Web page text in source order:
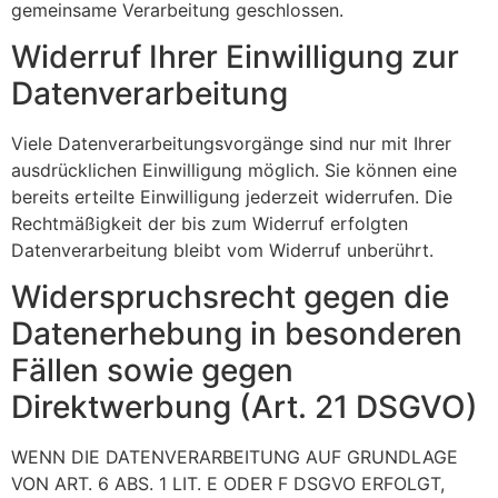
gemeinsame Verarbeitung geschlossen.
Widerruf Ihrer Einwilligung zur
Datenverarbeitung
Viele Datenverarbeitungsvorgänge sind nur mit Ihrer
ausdrücklichen Einwilligung möglich. Sie können eine
bereits erteilte Einwilligung jederzeit widerrufen. Die
Rechtmäßigkeit der bis zum Widerruf erfolgten
Datenverarbeitung bleibt vom Widerruf unberührt.
Widerspruchsrecht gegen die
Datenerhebung in besonderen
Fällen sowie gegen
Direktwerbung (Art. 21 DSGVO)
WENN DIE DATENVERARBEITUNG AUF GRUNDLAGE
VON ART. 6 ABS. 1 LIT. E ODER F DSGVO ERFOLGT,